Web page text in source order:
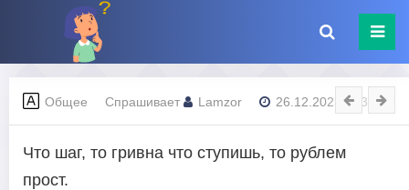
Общее Спрашивает Lamzor 26.12.2023 - 23:44
Что шаг, то гривна что ступишь, то рублем
прост.